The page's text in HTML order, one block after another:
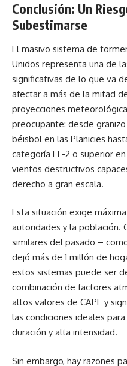
Conclusión: Un
Subestimarse
El masivo sistema de
Unidos representa una de
significativas de lo que va
afectar a más de la mitad
proyecciones
preocupante: desde
béisbol en las Planicies
categoría EF-2 o superior
vientos destructivos
derecho a gran escala.
Esta situación exige
autoridades y la población.
similares del pasado –
dejó más de 1 millón de
estos sistemas puede ser
combinación de factores
altos valores de CAPE y
las condiciones ideales
duración y alta intensidad.
Sin embargo, hay razones